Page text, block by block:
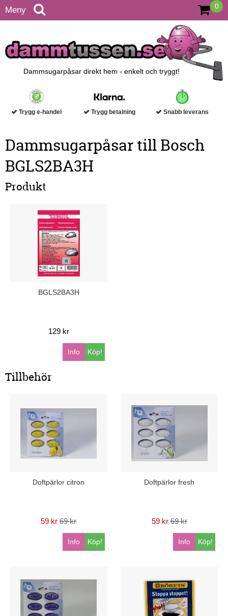
Meny 0
Dammsugarpåsar direkt hem - enkelt och tryggt!
Trygg e-handel Trygg betalning Snabb leverans
Dammsugarpåsar till Bosch
BGLS2BA3H
Produkt
BGLS2BA3H
129 kr
Köp!
Info
Tillbehör
Doftpärlor citron
59 kr 69 kr
Köp!
Info
Doftpärlor fresh
59 kr 69 kr
Köp!
Info